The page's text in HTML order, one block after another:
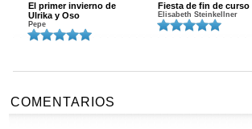
El primer invierno de
Ulrika y Oso
Pepe
Fiesta de fin de curso
Elisabeth Steinkellner
COMENTARIOS